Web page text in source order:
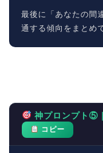
最後に「あなたの間
通する傾向をまとめ
神プロンプト⑤
コピー